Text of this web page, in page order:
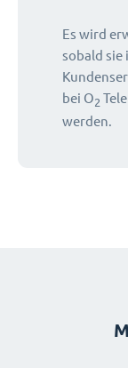
Es wird
sobald sie
bei O2
werden.